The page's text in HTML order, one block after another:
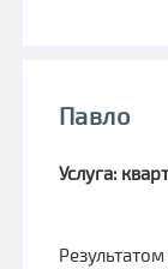
Павло
Услуга: